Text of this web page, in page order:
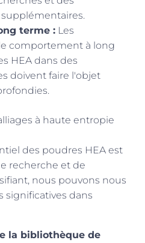
terme : Les
comportement à long
HEA dans des
doivent faire l'objet
à haute entropie
des poudres HEA est
recherche et de
nous pouvons nous
significatives dans
la bibliothèque de